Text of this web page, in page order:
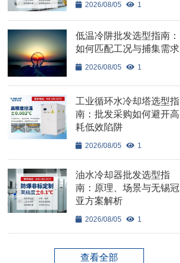
2026/08/05 1
低温冷阱批发选型指南：
如何匹配工况与捕集需求
2026/08/05 1
工业循环水冷却塔选型指
南：批发采购如何避开高
耗低效陷阱
2026/08/05 1
油水冷却器批发选型指
南：原理、场景与无锡冠
亚方案解析
2026/08/05 1
查看全部